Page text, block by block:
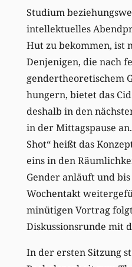
Studium
intellektuelles
Hut zu bekommen, ist
Denjenigen, die nach
gendertheoretischem
hungern, bietet das
deshalb in den
in der Mittagspause
Shot“ heißt das
eins in den
Gender anläuft und
Wochentakt
minütigen Vortrag
Diskussionsrunde mit
In der ersten Sitzung